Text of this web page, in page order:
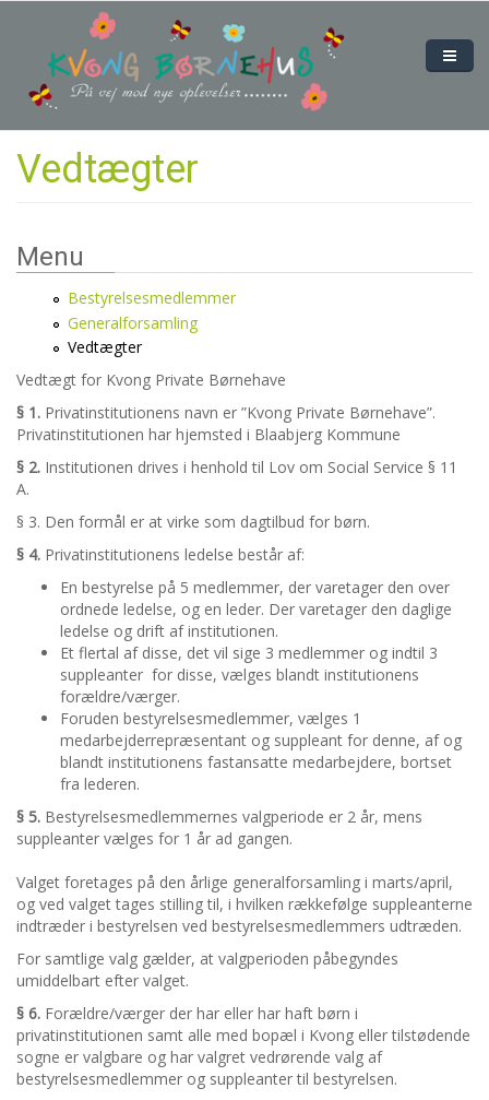
Gå til hovedindhold
Medarbejdere
Bestyrelsen
Kontakt
Vedtægter
Menu
Bestyrelsesmedlemmer
Generalforsamling
Vedtægter
Vedtægt for Kvong Private Børnehave
§ 1. Privatinstitutionens navn er ”Kvong Private Børnehave”.
Privatinstitutionen har hjemsted i Blaabjerg Kommune
§ 2. Institutionen drives i henhold til Lov om Social Service § 11
A.
§ 3. Den formål er at virke som dagtilbud for børn.
§ 4. Privatinstitutionens ledelse består af:
En bestyrelse på 5 medlemmer, der varetager den over
ordnede ledelse, og en leder. Der varetager den daglige
ledelse og drift af institutionen.
Et flertal af disse, det vil sige 3 medlemmer og indtil 3
suppleanter for disse, vælges blandt institutionens
forældre/værger.
Foruden bestyrelsesmedlemmer, vælges 1
medarbejderrepræsentant og suppleant for denne, af og
blandt institutionens fastansatte medarbejdere, bortset
fra lederen.
§ 5. Bestyrelsesmedlemmernes valgperiode er 2 år, mens
suppleanter vælges for 1 år ad gangen.
Valget foretages på den årlige generalforsamling i marts/april,
og ved valget tages stilling til, i hvilken rækkefølge suppleanterne
indtræder i bestyrelsen ved bestyrelsesmedlemmers udtræden.
For samtlige valg gælder, at valgperioden påbegyndes
umiddelbart efter valget.
§ 6. Forældre/værger der har eller har haft børn i
privatinstitutionen samt alle med bopæl i Kvong eller tilstødende
sogne er valgbare og har valgret vedrørende valg af
bestyrelsesmedlemmer og suppleanter til bestyrelsen.